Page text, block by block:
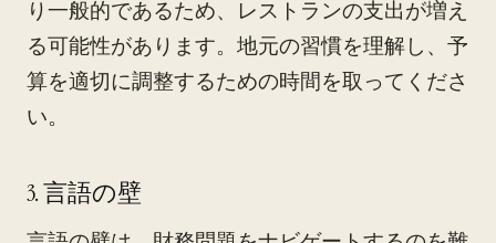
り一般的であるため、レストランの支出が増え
る可能性があります。地元の習慣を理解し、予
算を適切に調整するための時間を取ってくださ
い。
3. 言語の壁